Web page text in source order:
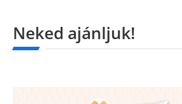
Neked ajánljuk!